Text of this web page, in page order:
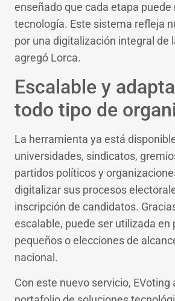
enseñado que cada etapa puede
tecnología. Este sistema refleja
por una digitalización integral de
agregó Lorca.
Escalable y
todo tipo de
La herramienta ya está
universidades, sindicatos,
partidos políticos y
digitalizar sus procesos
inscripción de candidatos.
escalable, puede ser utilizada en
pequeños o elecciones de
nacional.
Con este nuevo servicio, EVoting